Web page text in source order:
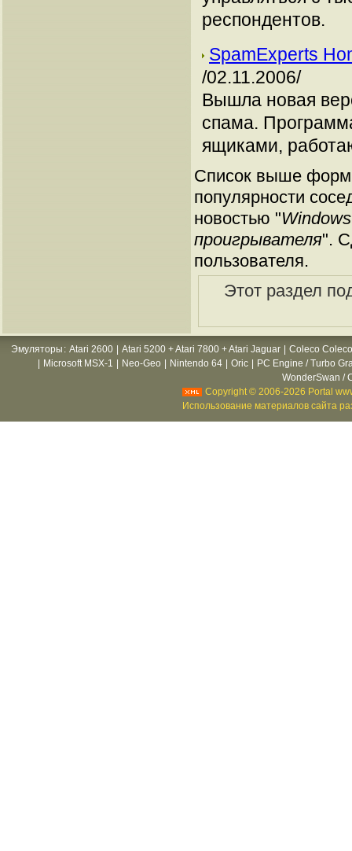
респондентов.
SpamExperts
/02.11.2006/
Вышла новая
спама.
ящиками,
Список выше
популярности
новостью "
проигрывателя".
пользователя.
Этот раздел
Эмуляторы : Atari 2600 Atari 5200 + Atari 7800 + Atari Jaguar
Coleco
Microsoft MSX-1 Neo-Geo Nintendo 64 Oric
PC Engine / Turbo
WonderSwan /
Copyright © 2006-2026 Portal
Использование материалов сайта